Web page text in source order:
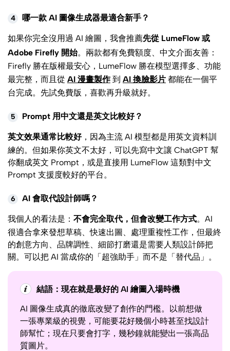
4 哪一款 AI 圖像生成器最適合新手？
如果你完全沒用過 AI 繪圖，我會推薦先從 LumeFlow 或
Adobe Firefly 開始。兩款都有免費額度、中文介面友善：
Firefly 勝在版權最安心，LumeFlow 勝在模型選擇多、功能
最完整，而且從 AI 漫畫製作到 AI 換臉影片 都能在一個平
台完成。先試免費版，喜歡再升級就好。
5 Prompt 用中文還是英文比較好？
英文效果通常比較好，因為主流 AI 模型都是用英文資料訓
練的。但如果你英文不太好，可以先寫中文讓 ChatGPT 幫
你翻成英文 Prompt，或是直接用 LumeFlow 這類對中文
Prompt 支援度較好的平台。
6 AI 會取代設計師嗎？
我個人的看法是： 不會完全取代，但會改變工作方式。AI
很適合拿來發想草稿、快速出圖、處理重複性工作，但最終
的創意方向、品牌調性、細節打磨還是需要人類設計師把
關。可以把 AI 當成你的「超強助手」而不是「替代品」。
結語：現在就是最好的 AI 繪圖入場時機
AI 圖像生成真的徹底改變了創作的門檻。以前想做
一張專業級的視覺，可能要花好幾個小時甚至找設計
師幫忙；現在只要會打字，幾秒鐘就能變出一張高品
質圖片。